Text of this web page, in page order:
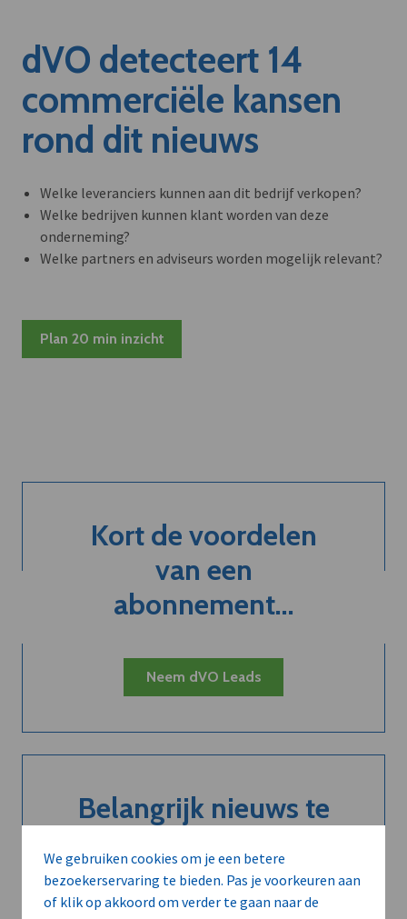
We gebruiken cookies om je een betere
bezoekerservaring te bieden. Pas je voorkeuren aan
of klik op akkoord om verder te gaan naar de
dVO detecteert 14
commerciële kansen
rond dit nieuws
Welke leveranciers kunnen aan dit bedrijf verkopen?
Welke bedrijven kunnen klant worden van deze
onderneming?
Welke partners en adviseurs worden mogelijk relevant?
Plan 20 min inzicht
Kort de voordelen
van een
abonnement...
Neem dVO Leads
Belangrijk nieuws te
Contacteer onze redactie